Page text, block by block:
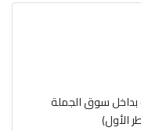
بداخل سوق الجملة
الأول)